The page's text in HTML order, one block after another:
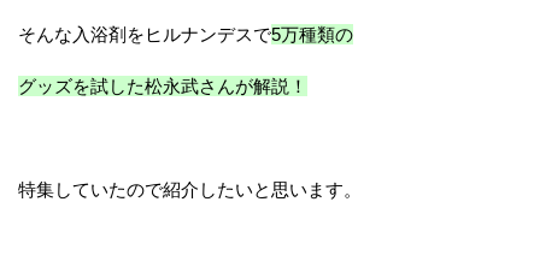
そんな入浴剤をヒルナンデスで5万種類の
グッズを試した松永武さんが解説！
特集していたので紹介したいと思います。